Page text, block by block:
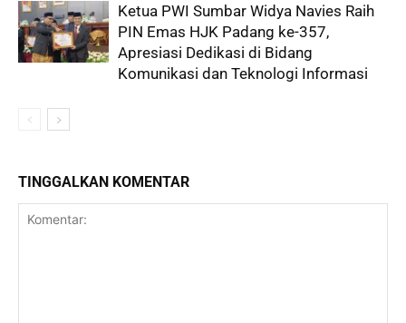
Ketua PWI Sumbar Widya Navies Raih
PIN Emas HJK Padang ke-357,
Apresiasi Dedikasi di Bidang
Komunikasi dan Teknologi Informasi
TINGGALKAN KOMENTAR